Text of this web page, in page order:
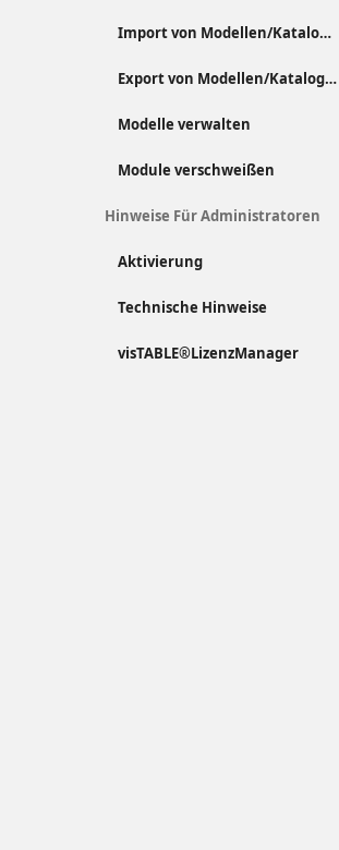
Import von Modellen/Katalogen
Export von Modellen/Katalogen
Modelle verwalten
Module verschweißen
Hinweise Für Administratoren
Aktivierung
Technische Hinweise
visTABLE®LizenzManager